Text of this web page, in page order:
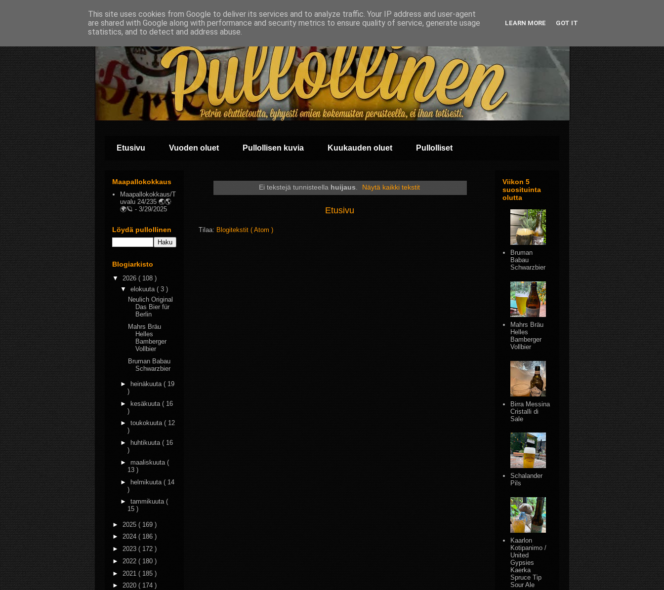
Etusivu Vuoden oluet Pullollisen kuvia Kuukauden oluet Pullolliset
Ei tekstejä tunnisteella huijaus. Näytä kaikki tekstit
Etusivu
Tilaa: Blogitekstit ( Atom )
Maapallokokkaus
Maapallokokkaus/T
uvalu 24/235 🌏🌎
🌍🪐 - 3/29/2025
Löydä pullollinen
Blogiarkisto
▼ 2026 ( 108 )
▼ elokuuta ( 3 )
Neulich Original
Das Bier für
Berlin
Mahrs Bräu
Helles
Bamberger
Vollbier
Bruman Babau
Schwarzbier
► heinäkuuta ( 19
)
► kesäkuuta ( 16
)
► toukokuuta ( 12
)
►
huhtikuuta ( 16
)
► maaliskuuta (
13 )
► helmikuuta ( 14
)
► tammikuuta (
15 )
► 2025 ( 169 )
► 2024 ( 186 )
► 2023 ( 172 )
► 2022 ( 180 )
► 2021 ( 185 )
► 2020 ( 174 )
Viikon 5
suosituinta
olutta
Bruman
Babau
Schwarzbier
Mahrs Bräu
Helles
Bamberger
Vollbier
Birra Messina
Cristalli di
Sale
Schalander
Pils
Kaarlon
Kotipanimo /
United
Gypsies
Kaerka
Spruce Tip
Sour Ale
This site uses cookies from Google to deliver its services and to analyze traffic. Your IP address and user-agent
are shared with Google along with performance and security metrics to ensure quality of service, generate usage
statistics, and to detect and address abuse.
LEARN MORE GOT IT